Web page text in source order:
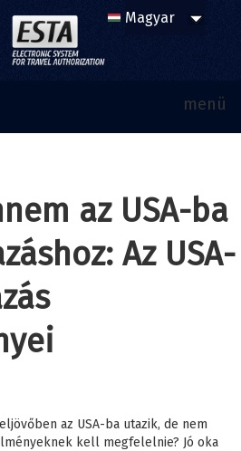
menü
az USA-ba
Az USA-
az USA-ba utazik, de nem
kell megfelelnie? Jó oka